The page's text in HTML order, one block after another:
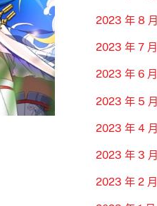
2023 年 8 月
2023 年 7 月
2023 年 6 月
2023 年 5 月
2023 年 4 月
2023 年 3 月
2023 年 2 月